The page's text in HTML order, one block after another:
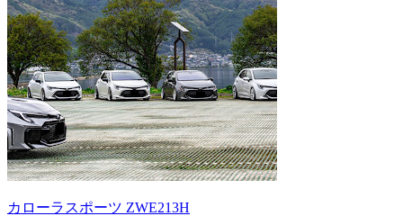
カローラスポーツ ZWE213H